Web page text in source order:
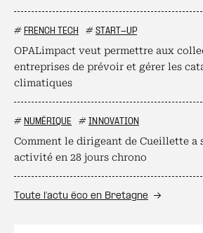
# FRENCH TECH # START-UP
OPALimpact veut permettre aux
entreprises de prévoir et gérer les
climatiques
# NUMÉRIQUE # INNOVATION
Comment le dirigeant de Cueillette a
activité en 28 jours chrono
Toute l’actu éco en Bretagne